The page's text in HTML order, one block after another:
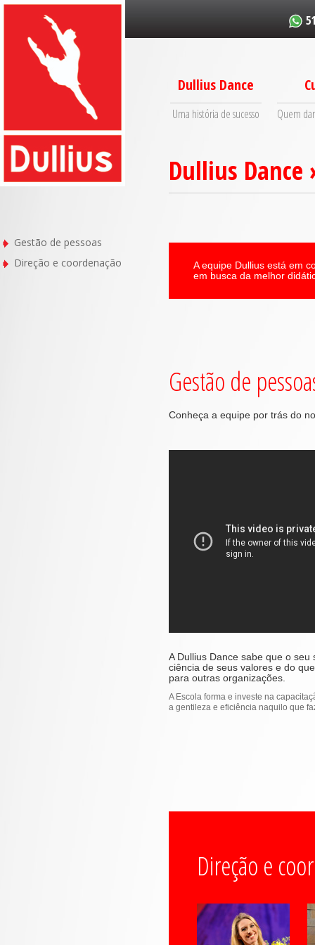
Dullius Dance
Uma história de sucesso Quem
Gestão de pessoas
Direção e coordenação
Dullius
A equipe Dullius está em
em busca da melhor
Gestão de
Conheça a equipe por trás do
A Dullius Dance sabe que o
ciência de seus valores e do
para outras organizações.
A Escola forma e investe na
a gentileza e eficiência naquilo que
Direção e